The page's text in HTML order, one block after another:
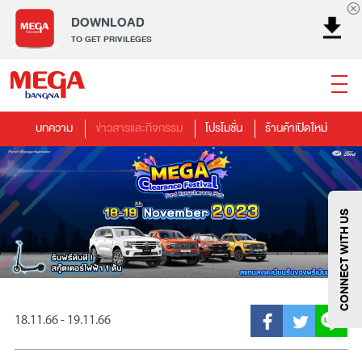
DOWNLOAD
TO GET PRIVILEGES
ธนาคาร ร้านอาหาร เอ็นเตอร์เทนเม้นท์
แฟชั่น
เครื่องประดับ
การตกแต่งบ้าน แม่และเด็ก
ไลฟ์สไตล์
บริการ
เมกา สมาร์ท คิดส์ กีฬา
ซูเปอร์มาร์เก็ต
แกดเจ็ตและเทคโนโลยี
สุขภาพและความงาม
แฟชั่น @Megabangna
CONNECT WITH US
บทความ ข่าวสารและกิจกรรม โปรโมชั่น ร้านค้าเปิดใหม่
18.11.66 - 19.11.66